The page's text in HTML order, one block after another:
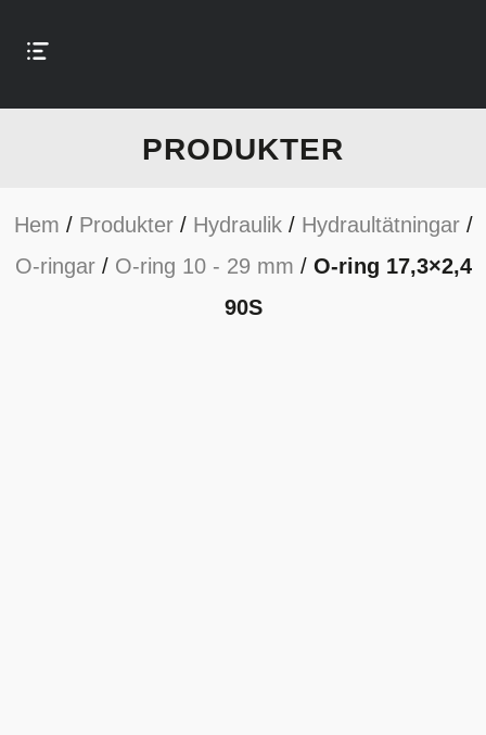
PRODUKTER
Hem / Produkter/ Hydraulik/ Hydraultätningar/
O-ringar/ O-ring 10 - 29 mm / O-ring 17,3×2,4
90S